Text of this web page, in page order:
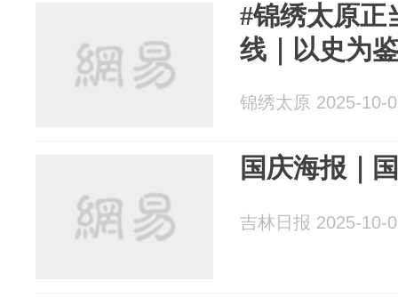
#锦绣太原正
线｜以史为
锦绣太原 2025-10-
国庆海报｜
吉林日报 2025-10-